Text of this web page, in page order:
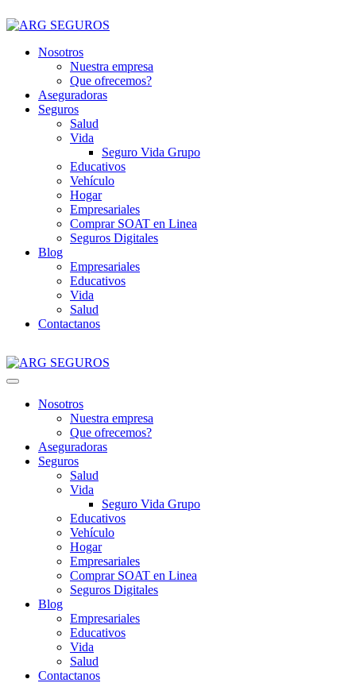
Nosotros
Nuestra empresa
Que ofrecemos?
Aseguradoras
Seguros
Salud
Vida
Seguro Vida Grupo
Educativos
Vehículo
Hogar
Empresariales
Comprar SOAT en Linea
Seguros Digitales
Blog
Empresariales
Educativos
Vida
Salud
Contactanos
Nosotros
Nuestra empresa
Que ofrecemos?
Aseguradoras
Seguros
Salud
Vida
Seguro Vida Grupo
Educativos
Vehículo
Hogar
Empresariales
Comprar SOAT en Linea
Seguros Digitales
Blog
Empresariales
Educativos
Vida
Salud
Contactanos